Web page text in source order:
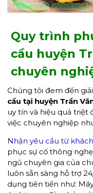
Quy trình
cầu huyện
chuyên
Chúng tôi đem đến
cầu tại huyện Trần
uy tín và hiệu quả triệt
việc chuyên nghiệp
Nhận yêu cầu từ
phục sự cố thông
ngũ chuyên gia của
luôn sẵn sàng hỗ trợ
dụng tiên tiến như: